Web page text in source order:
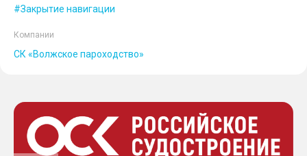
Закрытие навигации
Компании
СК «Волжское пароходство»